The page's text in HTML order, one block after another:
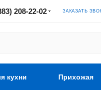
208-22-02 ЗАКАЗАТЬ
кухни Прихожая